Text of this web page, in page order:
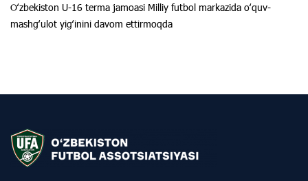
Oʻzbekiston U-16 terma jamoasi Milliy futbol markazida oʻquv-
mashgʻulot yigʻinini davom ettirmoqda